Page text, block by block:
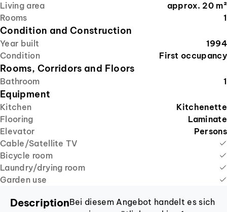
Living area approx. 20 m²
Rooms
1
Condition and Construction
Year built
1994
Condition
First occupancy
Rooms, Corridors and Floors
Bathroom 1
Equipment
Kitchen
Kitchenette
Flooring
Laminate
Elevator
Persons
Cable/Satellite TV
Bicycle room
Laundry/drying room
Garden use
DescriptionBei diesem Angebot handelt es sich